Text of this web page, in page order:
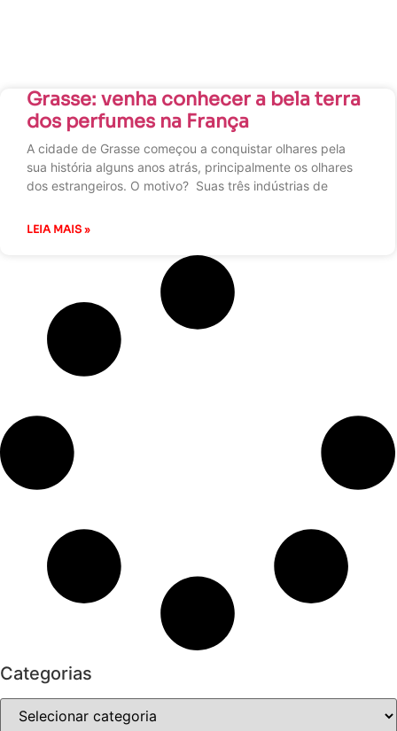
Grasse: venha conhecer a bela terra
dos perfumes na França
A cidade de Grasse começou a conquistar olhares pela
sua história alguns anos atrás, principalmente os olhares
dos estrangeiros. O motivo? Suas três indústrias de
LEIA MAIS »
Categorias